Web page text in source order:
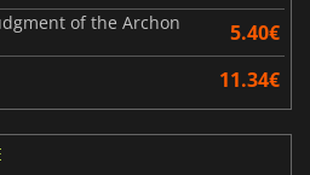
of the Archon 5.40€
11.34€